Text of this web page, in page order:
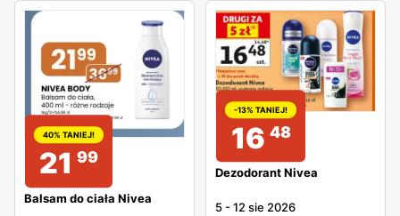
40% TANIEJ!
21 99
Balsam do ciała Nivea
-13% TANIEJ!
16 48
Dezodorant Nivea
5 -12 sie 2026